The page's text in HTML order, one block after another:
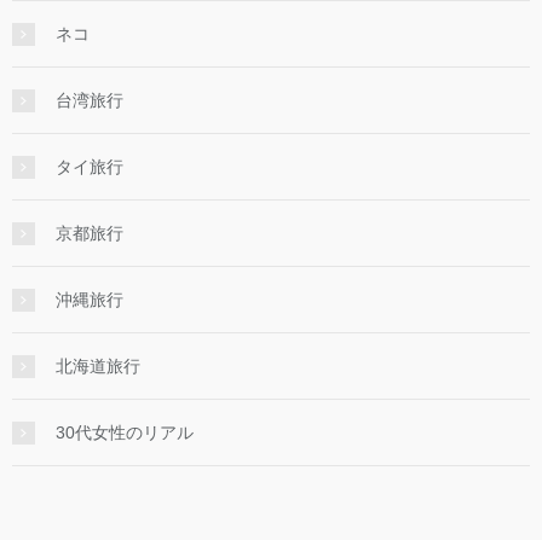
ネコ
台湾旅行
タイ旅行
京都旅行
沖縄旅行
北海道旅行
30代女性のリアル